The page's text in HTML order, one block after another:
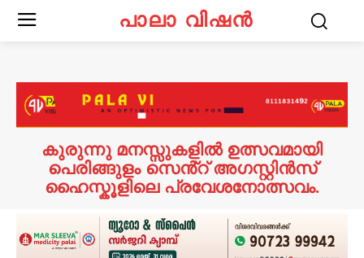
പാലാ വിഷൻ
കുരുന്നു മനസ്സുകളിൽ ഉത്സവമായി
പെരിങ്ങുളം സെൻ്റ് അഗസ്റ്റിൻസ്
ഹൈസ്കൂളിലെ പ്രവേശനോത്സവം.